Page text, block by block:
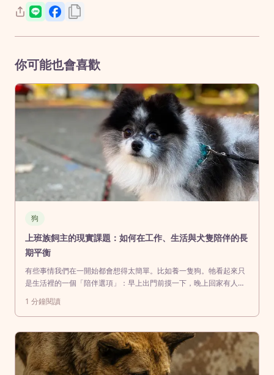
你可能也會喜歡
狗
上班族飼主的現實課題：如何在工作、生活與犬隻陪伴的長
期平衡
有些事情我們在一開始都會想得太簡單。比如養一隻狗。牠看起來只
是生活裡的一個「陪伴選項」：早上出門前摸一下，晚上回家有人在
很溫柔，甚至會讓人誤以為，只要有愛，一切就能自然運作。但真正
開始生活之後才會發現，愛從來不是問題，時間才是。上班族的日子
其實很一致。你不是不
1 分鐘閱讀